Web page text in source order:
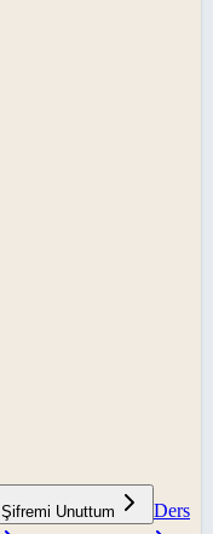
Şifremi Unuttum
Ders